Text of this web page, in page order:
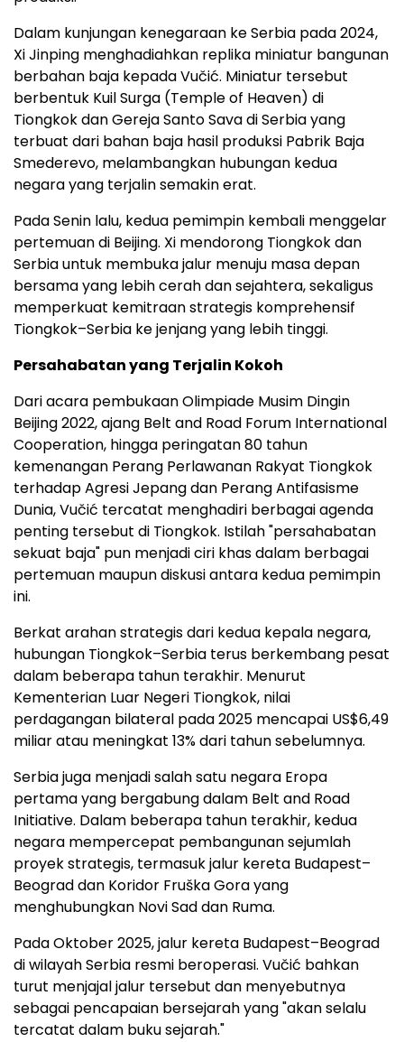
Dalam kunjungan kenegaraan ke Serbia pada 2024,
Xi Jinping menghadiahkan replika miniatur bangunan
berbahan baja kepada Vučić. Miniatur tersebut
berbentuk Kuil Surga (Temple of Heaven) di
Tiongkok dan Gereja Santo Sava di Serbia yang
terbuat dari bahan baja hasil produksi Pabrik Baja
Smederevo, melambangkan hubungan kedua
negara yang terjalin semakin erat.
Pada Senin lalu, kedua pemimpin kembali menggelar
pertemuan di Beijing. Xi mendorong Tiongkok dan
Serbia untuk membuka jalur menuju masa depan
bersama yang lebih cerah dan sejahtera, sekaligus
memperkuat kemitraan strategis komprehensif
Tiongkok–Serbia ke jenjang yang lebih tinggi.
Persahabatan yang Terjalin Kokoh
Dari acara pembukaan Olimpiade Musim Dingin
Beijing 2022, ajang Belt and Road Forum International
Cooperation, hingga peringatan 80 tahun
kemenangan Perang Perlawanan Rakyat Tiongkok
terhadap Agresi Jepang dan Perang Antifasisme
Dunia, Vučić tercatat menghadiri berbagai agenda
penting tersebut di Tiongkok. Istilah "persahabatan
sekuat baja" pun menjadi ciri khas dalam berbagai
pertemuan maupun diskusi antara kedua pemimpin
ini.
Berkat arahan strategis dari kedua kepala negara,
hubungan Tiongkok–Serbia terus berkembang pesat
dalam beberapa tahun terakhir. Menurut
Kementerian Luar Negeri Tiongkok, nilai
perdagangan bilateral pada 2025 mencapai US$6,49
miliar atau meningkat 13% dari tahun sebelumnya.
Serbia juga menjadi salah satu negara Eropa
pertama yang bergabung dalam Belt and Road
Initiative. Dalam beberapa tahun terakhir, kedua
negara mempercepat pembangunan sejumlah
proyek strategis, termasuk jalur kereta Budapest–
Beograd dan Koridor Fruška Gora yang
menghubungkan Novi Sad dan Ruma.
Pada Oktober 2025, jalur kereta Budapest–Beograd
di wilayah Serbia resmi beroperasi. Vučić bahkan
turut menjajal jalur tersebut dan menyebutnya
sebagai pencapaian bersejarah yang "akan selalu
tercatat dalam buku sejarah."